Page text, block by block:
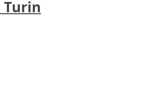
Turin